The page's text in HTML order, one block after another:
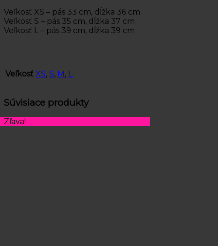
Veľkosť XS – pás 33 cm, dĺžka 36 cm
Veľkosť S – pás 35 cm, dĺžka 37 cm
Veľkosť L – pás 39 cm, dĺžka 39 cm
Veľkosť XS, S, M, L
Súvisiace produkty
Zľava!